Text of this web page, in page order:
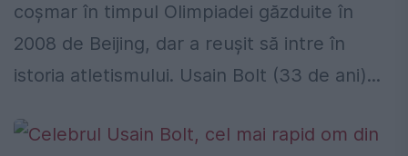
coșmar în timpul Olimpiadei găzduite în
2008 de Beijing, dar a reușit să intre în
istoria atletismului. Usain Bolt (33 de ani)...